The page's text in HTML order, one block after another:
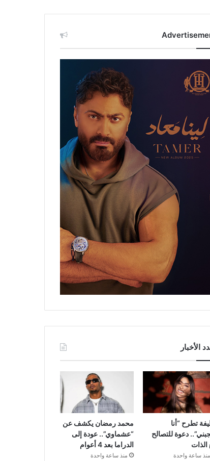
الأخبار
تطرح “أنا
دعوة للتصالح
الذات
منذ ساعة واحدة
محمد رمضان يكشف عن
“عشماوي”.. عودة إلى
الدراما بعد 4 أعوام
منذ ساعة واحدة